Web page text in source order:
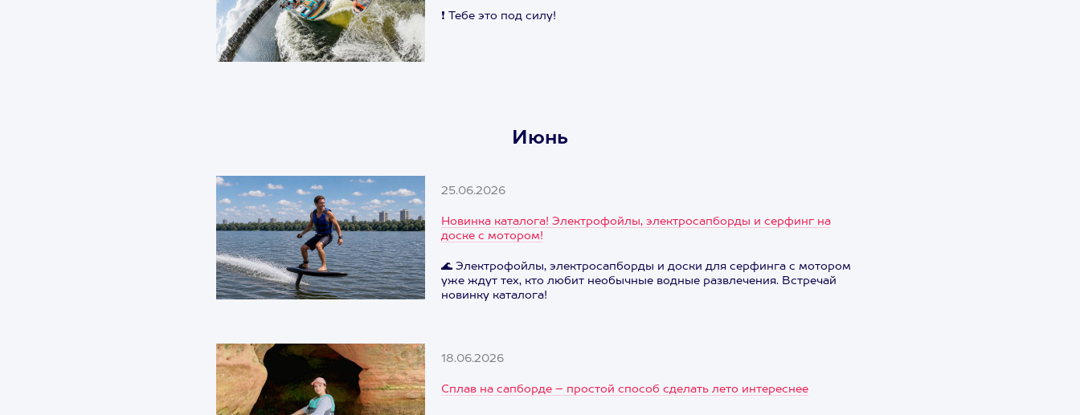
❗ Тебе это под силу!
Июнь
25.06.2026
Новинка каталога! Электрофойлы, электросапборды и серфинг на
доске с мотором!
🌊 Электрофойлы, электросапборды и доски для серфинга с мотором
уже ждут тех, кто любит необычные водные развлечения. Встречай
новинку каталога!
18.06.2026
Сплав на сапборде – простой способ сделать лето интереснее